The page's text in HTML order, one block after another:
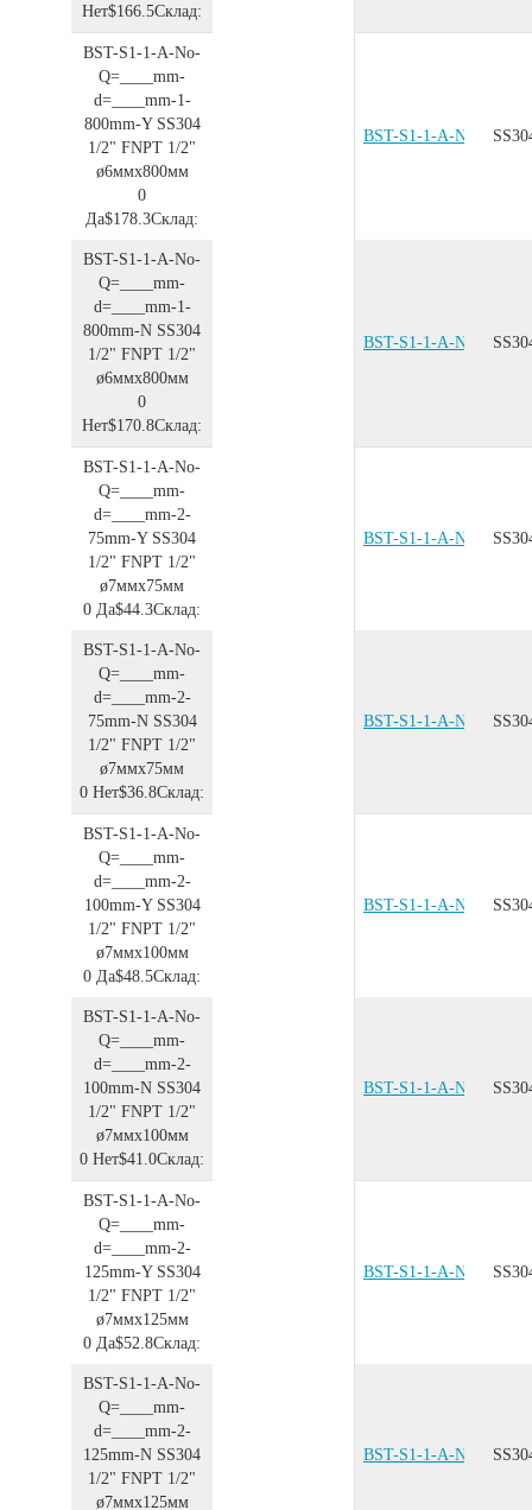
Нет$166.5Склад:
BST-S1-1-A-No-
Q=____mm-
d=____mm-1-
800mm-YSS304
1/2" FNPT 1/2"
ø6ммx800мм
0
Да$178.3Склад:
BST-S1-1-A-No-
BST-S1-1-A-No-
Q=____mm-
d=____mm-1-
800mm-N SS304
1/2" FNPT 1/2"
ø6ммx800мм
0
Нет$170.8Склад:
BST-S1-1-A-No-
BST-S1-1-A-No-
Q=____mm-
d=____mm-2-
75mm-YSS304
1/2" FNPT 1/2"
ø7ммx75мм
0 Да$44.3Склад:
BST-S1-1-A-No-
BST-S1-1-A-No-
Q=____mm-
d=____mm-2-
75mm-NSS304
1/2" FNPT 1/2"
ø7ммx75мм
0 Нет$36.8Склад:
BST-S1-1-A-No-
BST-S1-1-A-No-
Q=____mm-
d=____mm-2-
100mm-YSS304
1/2" FNPT 1/2"
ø7ммx100мм
0 Да$48.5Склад:
BST-S1-1-A-No-
BST-S1-1-A-No-
Q=____mm-
d=____mm-2-
100mm-N SS304
1/2" FNPT 1/2"
ø7ммx100мм
0 Нет$41.0Склад:
BST-S1-1-A-No-
BST-S1-1-A-No-
Q=____mm-
d=____mm-2-
125mm-YSS304
1/2" FNPT 1/2"
ø7ммx125мм
0 Да$52.8Склад:
BST-S1-1-A-No-
BST-S1-1-A-No-
Q=____mm-
d=____mm-2-
125mm-N SS304
1/2" FNPT 1/2"
ø7ммx125мм
BST-S1-1-A-No-